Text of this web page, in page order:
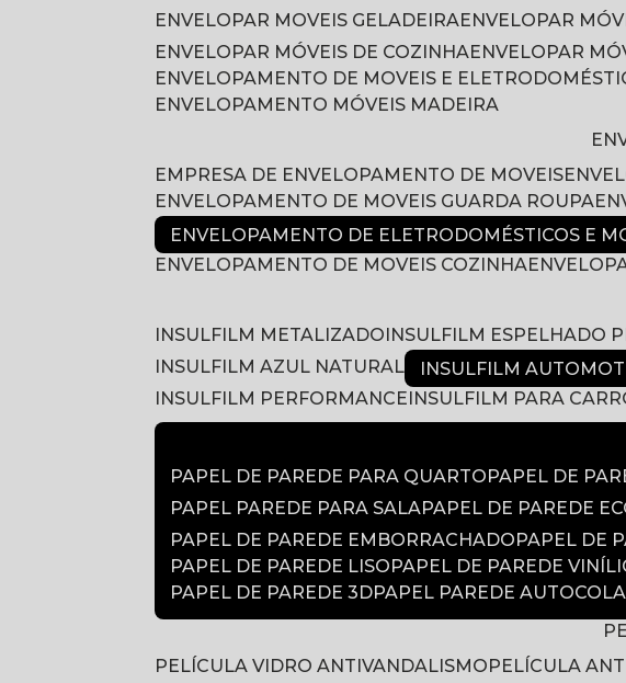
ENVELOPAR MOVEIS GELADEIRA
ENVELOPAR
ENVELOPAR MÓVEIS DE COZINHA
ENVELOPAR
ENVELOPAMENTO DE MOVEIS E
ENVELOPAMENTO MÓVEIS MADEIRA
EMPRESA DE ENVELOPAMENTO DE MOVEIS
ENVELOPAMENTO DE MOVEIS GUARDA ROUPA
ENVELOPAMENTO DE ELETRODOMÉSTICOS E
ENVELOPAMENTO DE MOVEIS COZINHA
INSULFILM METALIZADO INSULFILM ESPELHADO
INSULFILM AZUL NATURAL
INSULFILM
INSULFILM PERFORMANCE INSULFILM PARA
PAPEL DE PAREDE PARA QUARTO
PAPEL DE
PAPEL PAREDE PARA SALA PAPEL DE PAREDE
PAPEL DE PAREDE EMBORRACHADO
PAPEL DE
PAPEL DE PAREDE LISO
PAPEL DE PAREDE
PAPEL DE PAREDE 3D PAPEL PAREDE
PELÍCULA VIDRO ANTIVANDALISMO
PELÍCULA